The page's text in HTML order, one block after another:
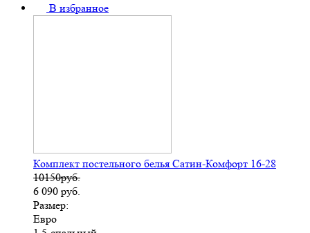
В избранное
Комплект постельного белья Сатин-Комфорт 16-28
10150руб.
6 090 руб.
Размер:
Евро